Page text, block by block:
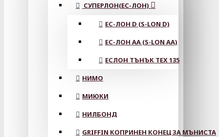
СУПЕРЛОН(ЕС-ЛОН)
ЕС-ЛОН D (S-LON D)
ЕС-ЛОН АА (S-LON AA)
ЕСЛОН ТЪНЪК TEX 135
НИМО
МИЮКИ
НИЛБОНД
GRIFFIN КОПРИНЕН КОНЕЦ ЗА МЪНИСТА